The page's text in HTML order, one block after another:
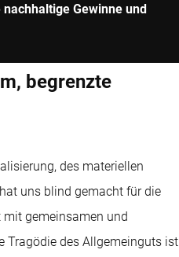
Gewinne und
begrenzte
des materiellen
uns blind gemacht für die
mit gemeinsamen und
Tragödie des Allgemeinguts ist